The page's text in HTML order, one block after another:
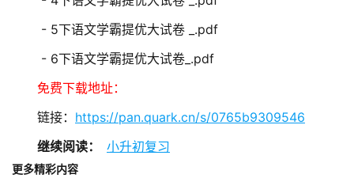
- 5下语文学霸提优大试卷 _.pdf
- 6下语文学霸提优大试卷_.pdf
免费下载地址：
链接： https://pan.quark.cn/s/0765b9309546
继续阅读：
小升初复习
更多精彩内容